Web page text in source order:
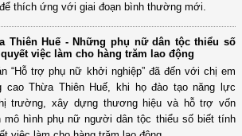
thích ứng với giai đoạn bình thường mới.
Thiên Huế - Những phụ nữ dân tộc thiểu số
việc làm cho hàng trăm lao động
“Hỗ trợ phụ nữ khởi nghiệp” đã đến với chị em
cao Thừa Thiên Huế, khi họ đào tạo năng lực
trường, xây dựng thương hiệu và hỗ trợ vốn
mô hình phụ nữ người dân tộc thiểu số biết tính